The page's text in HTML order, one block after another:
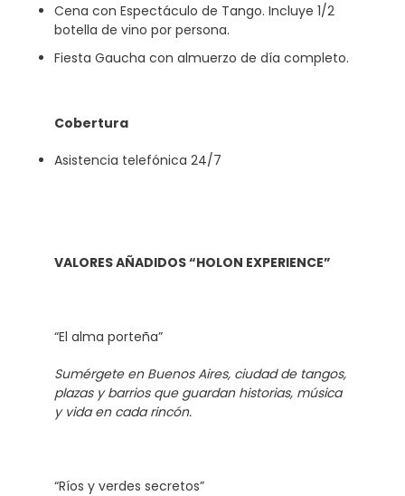
Cena con Espectáculo de Tango. Incluye 1/2
botella de vino por persona.
Fiesta Gaucha con almuerzo de día completo.
Cobertura
Asistencia telefónica 24/7
VALORES AÑADIDOS “HOLON EXPERIENCE”
“El alma porteña”
Sumérgete en Buenos Aires, ciudad de tangos,
plazas y barrios que guardan historias, música
y vida en cada rincón.
“Ríos y verdes secretos”